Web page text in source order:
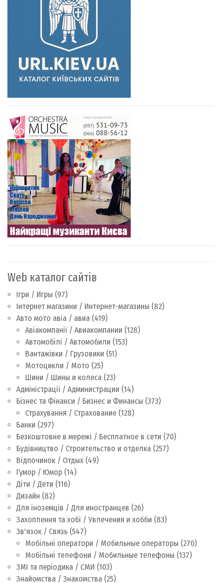
Web каталог сайтів
Ігри / Игры (97)
Інтернет магазини / Интернет-магазины (82)
Авто мото авіа / авиа (419)
Авіакомпанії / Авиакомпании (128)
Автомобілі / Автомобили (153)
Вантажівки / Грузовики (51)
Мотоцикли / Мото (25)
Шини / Шины и колеса (23)
Адміністрації / Администрации (14)
Бізнес та Фінанси / Бизнес и Финансы (373)
Страхування / Страхование (128)
Банки (297)
Безкоштовне в мережі / Бесплатное в сети (70)
Будівництво / Строительство и отделка (257)
Відпочинок / Отдых (49)
Гумор / Юмор (14)
Діти / Дети (116)
Дизайн (82)
Для іноземців / Для иностранцев (26)
Захоплення та хобі / Увлечения и хобби (83)
Зв'язок / Связь (547)
Мобільні оператори / Мобильные операторы (270)
Мобільні телефони / Мобильные телефоны (137)
ЗМІ та періодика / СМИ (103)
Знайомства / Знакомства (25)